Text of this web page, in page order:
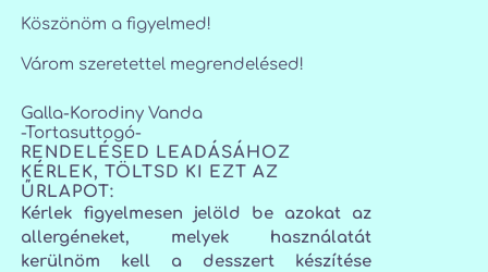
Köszönöm a figyelmed!
Várom szeretettel megrendelésed!
Galla-Korodiny Vanda
-Tortasuttogó-
RENDELÉSED LEADÁSÁHOZ
KÉRLEK, TÖLTSD KI EZT AZ
ŰRLAPOT:
Kérlek figyelmesen jelöld be azokat az
allergéneket, melyek használatát
kerülnöm kell a desszert készítése